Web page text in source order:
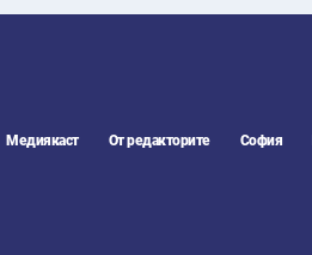
Медиякаст От редакторите София